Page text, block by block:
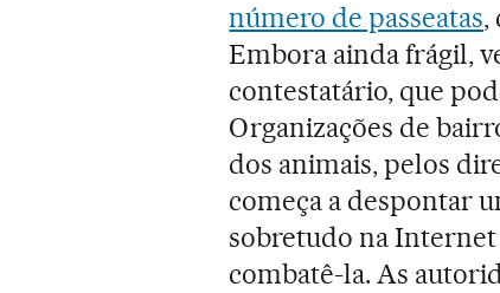
número de passeatas,
Embora ainda frágil,
contestatário, que
Organizações de
dos animais, pelos
começa a despontar
sobretudo na
combatê-la. As